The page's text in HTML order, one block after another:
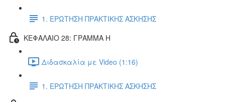
1. ΕΡΩΤΗΣΗ ΠΡΑΚΤΙΚΗΣ ΑΣΚΗΣΗΣ
ΚΕΦΑΛΑΙΟ 28: ΓΡΑΜΜΑ Η
Διδασκαλία με Video (1:16)
1. ΕΡΩΤΗΣΗ ΠΡΑΚΤΙΚΗΣ ΑΣΚΗΣΗΣ